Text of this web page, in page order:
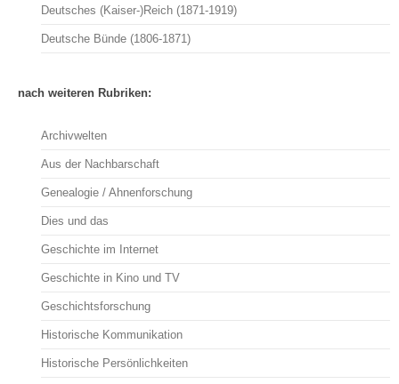
Deutsches (Kaiser-)Reich (1871-1919)
Deutsche Bünde (1806-1871)
nach weiteren Rubriken:
Archivwelten
Aus der Nachbarschaft
Genealogie / Ahnenforschung
Dies und das
Geschichte im Internet
Geschichte in Kino und TV
Geschichtsforschung
Historische Kommunikation
Historische Persönlichkeiten